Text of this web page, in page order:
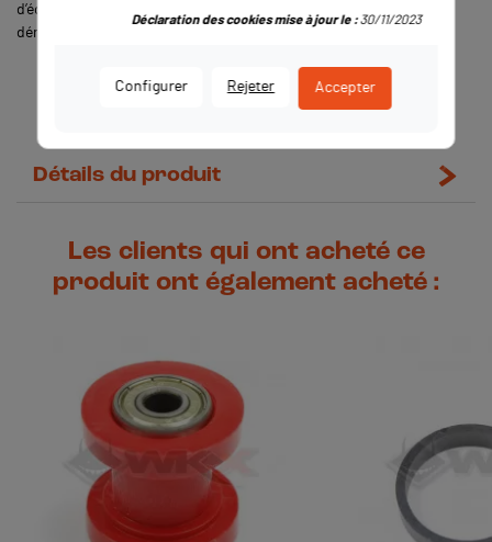
d’échappement et de remettre ce que vous avez au préalable
démonté.
Détails du produit
Les clients qui ont acheté ce
produit ont également acheté :
Configurer Rejeter Accepter
Déclaration des cookies mise à jour le :30/11/2023